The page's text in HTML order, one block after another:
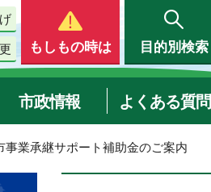
もしもの時は 目的別検索
市政情報 よくある質問
業承継サポート補助金のご案内